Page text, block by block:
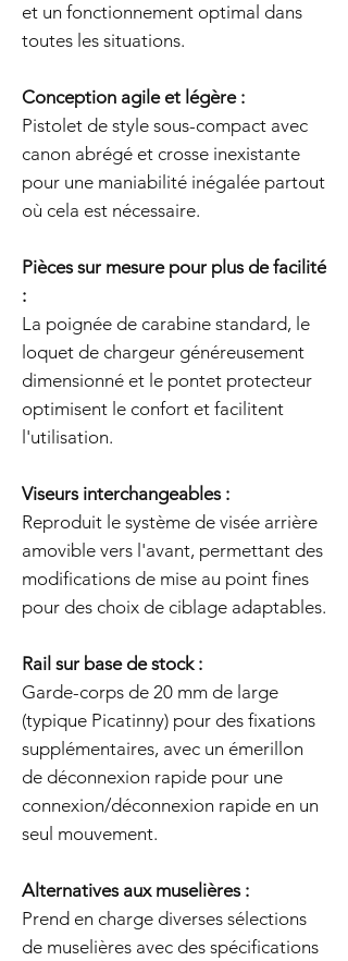
et un fonctionnement optimal dans
toutes les situations.
Conception agile et légère :
Pistolet de style sous-compact avec
canon abrégé et crosse inexistante
pour une maniabilité inégalée partout
où cela est nécessaire.
Pièces sur mesure pour plus de facilité
:
La poignée de carabine standard, le
loquet de chargeur généreusement
dimensionné et le pontet protecteur
optimisent le confort et facilitent
l'utilisation.
Viseurs interchangeables :
Reproduit le système de visée arrière
amovible vers l'avant, permettant des
modifications de mise au point fines
pour des choix de ciblage adaptables.
Rail sur base de stock :
Garde-corps de 20 mm de large
(typique Picatinny) pour des fixations
supplémentaires, avec un émerillon
de déconnexion rapide pour une
connexion/déconnexion rapide en un
seul mouvement.
Alternatives aux muselières :
Prend en charge diverses sélections
de muselières avec des spécifications